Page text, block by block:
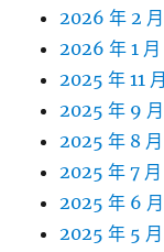
2026 年 2 月
2026 年 1 月
2025 年 11 月
2025 年 9 月
2025 年 8 月
2025 年 7 月
2025 年 6 月
2025 年 5 月